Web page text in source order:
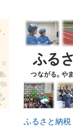
ふるさと納税